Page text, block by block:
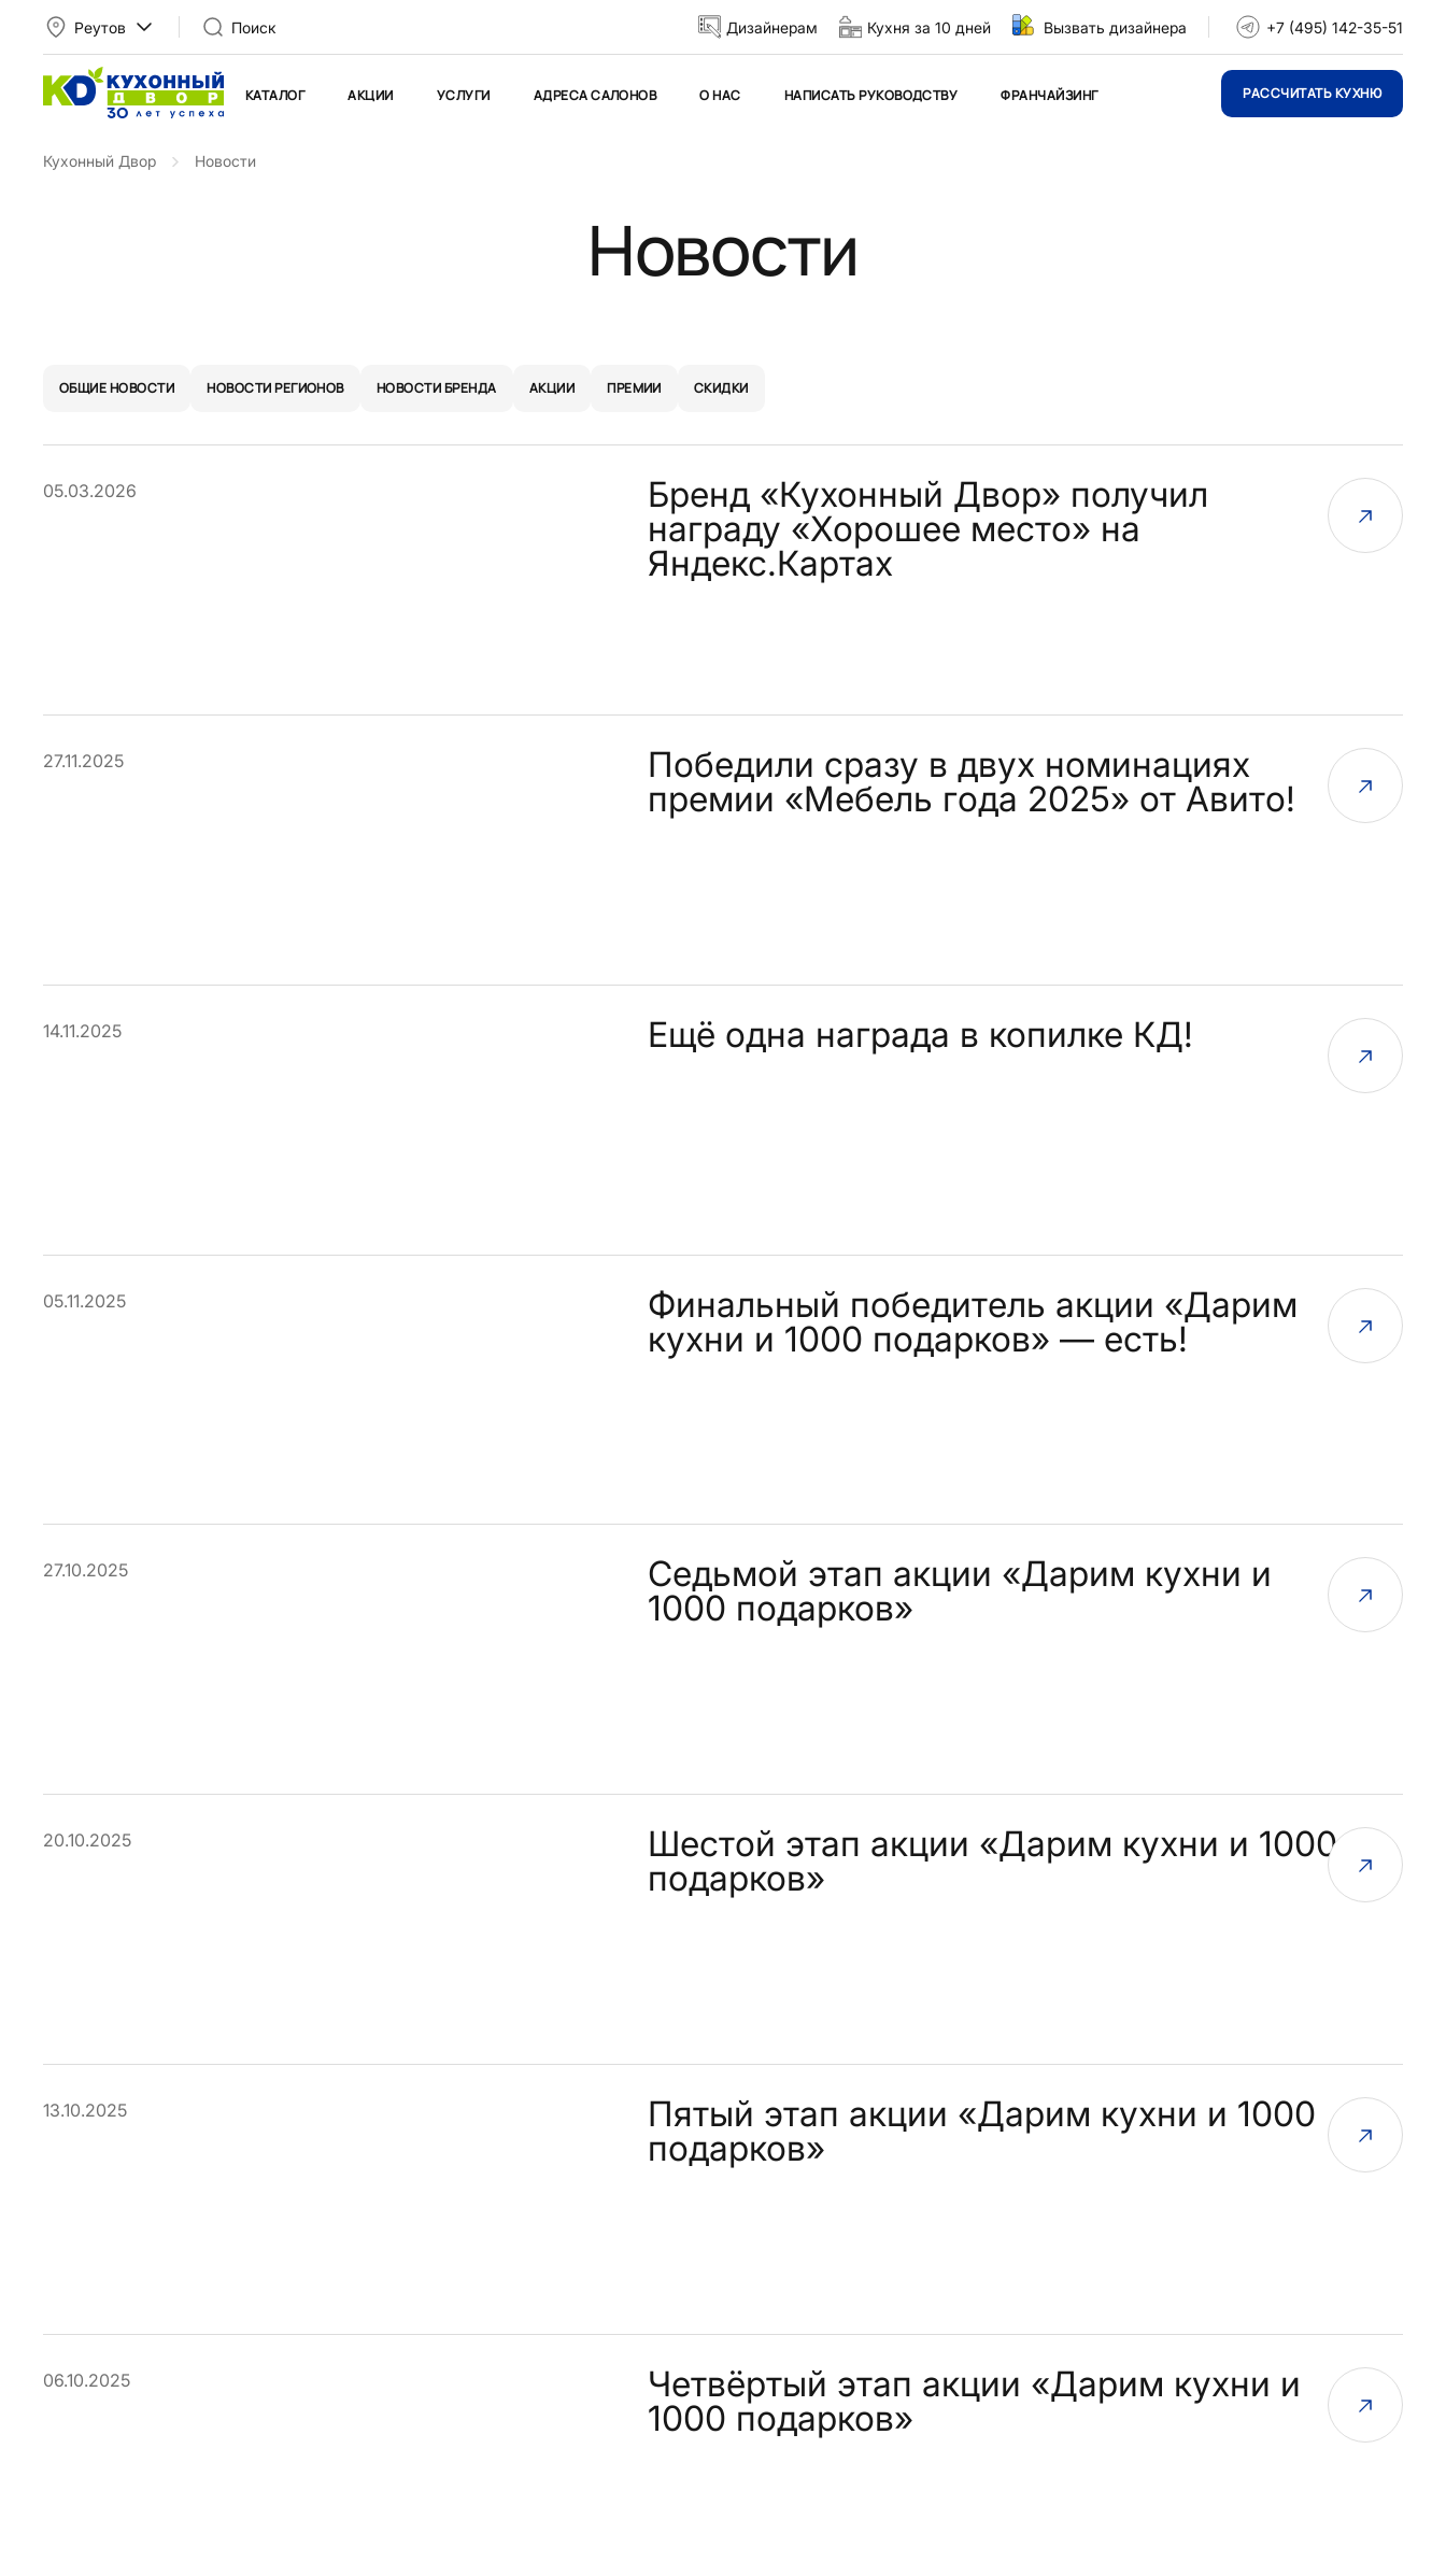
Реутов Поиск Дизайнерам Кухня за 10 дней Вызвать дизайнера +7 (495) 142-35-51
КАТАЛОГ АКЦИИ УСЛУГИ АДРЕСА САЛОНОВ О НАС НАПИСАТЬ РУКОВОДСТВУ ФРАНЧАЙЗИНГ РАССЧИТАТЬ КУХНЮ
Кухонный Двор Новости
Новости
ОБЩИЕ НОВОСТИ НОВОСТИ РЕГИОНОВ НОВОСТИ БРЕНДА АКЦИИ ПРЕМИИ СКИДКИ
05.03.2026
Бренд «Кухонный Двор» получил
награду «Хорошее место» на
Яндекс.Картах
27.11.2025
Победили сразу в двух номинациях
премии «Мебель года 2025» от Авито!
14.11.2025 Ещё одна награда в копилке КД!
05.11.2025
Финальный победитель акции «Дарим
кухни и 1000 подарков» — есть!
27.10.2025
Седьмой этап акции «Дарим кухни и
1000 подарков»
20.10.2025
Шестой этап акции «Дарим кухни и 1000
подарков»
13.10.2025
Пятый этап акции «Дарим кухни и 1000
подарков»
06.10.2025
Четвёртый этап акции «Дарим кухни и
1000 подарков»